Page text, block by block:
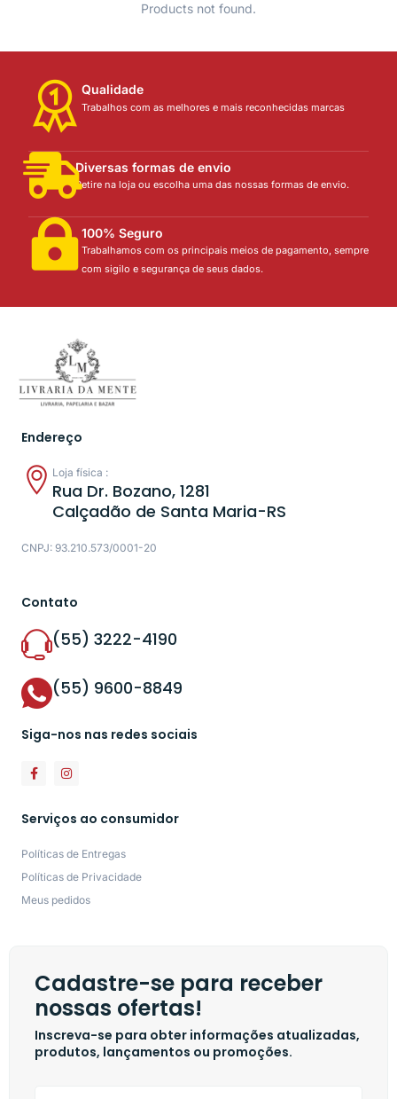
Products not found.
Qualidade
Trabalhos com as melhores e mais reconhecidas marcas
Diversas formas de envio
Retire na loja ou escolha uma das nossas formas de envio.
100% Seguro
Trabalhamos com os principais meios de pagamento, sempre
com sigilo e segurança de seus dados.
Endereço
Loja física :
Rua Dr. Bozano, 1281
Calçadão de Santa Maria-RS
CNPJ: 93.210.573/0001-20
Contato
(55) 3222-4190
(55) 9600-8849
Siga-nos nas redes sociais
Serviços ao consumidor
Políticas de Entregas
Políticas de Privacidade
Meus pedidos
Cadastre-se para receber
nossas ofertas!
Inscreva-se para obter informações atualizadas,
produtos, lançamentos ou promoções.